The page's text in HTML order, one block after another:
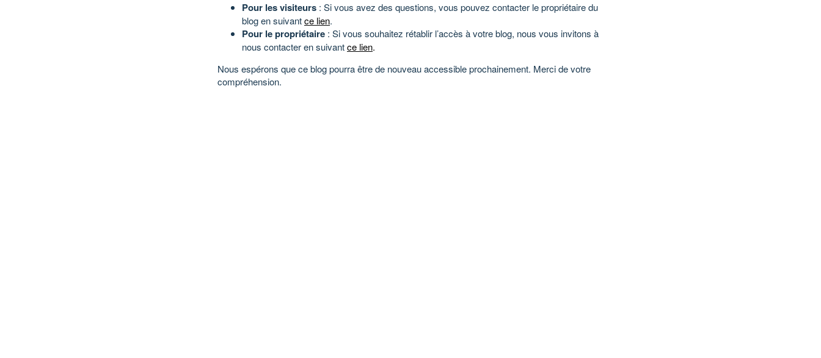
Pour les visiteurs : Si vous avez des questions, vous pouvez contacter le propriétaire du
blog en suivantce lien.
Pour le propriétaire : Si vous souhaitez rétablir l’accès à votre blog, nous vous invitons à
nous contacter en suivantce lien.
Nous espérons que ce blog pourra être de nouveau accessible prochainement. Merci de votre
compréhension.